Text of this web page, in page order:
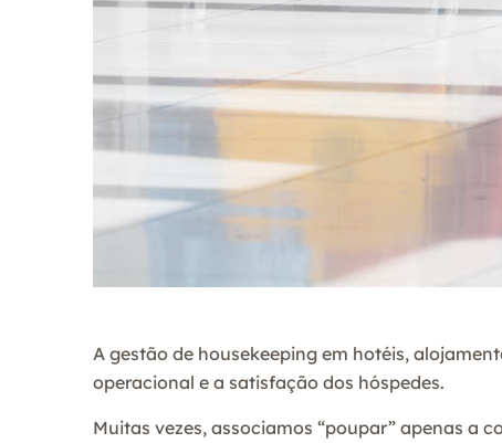
A gestão de housekeeping em hotéis,
operacional e a satisfação dos hóspedes.
Muitas vezes, associamos “poupar” apenas a